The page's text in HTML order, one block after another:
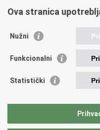
Adresar političkih stranaka
Vlada Republike Hrvatske
Memorijalni centar
Zaklada hrvatskih branitelja
Pučki pravobranitelj
Povjerenik za informiranje
Ova stranica
Nužni
Funkcionalni
Statistički